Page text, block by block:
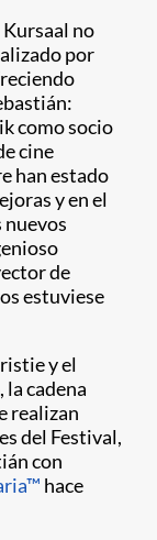
no
por
como socio
cine
han estado
y en el
nuevos
de
estuviese
y el
la cadena
realizan
del Festival,
con
hace